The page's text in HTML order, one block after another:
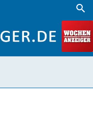
search